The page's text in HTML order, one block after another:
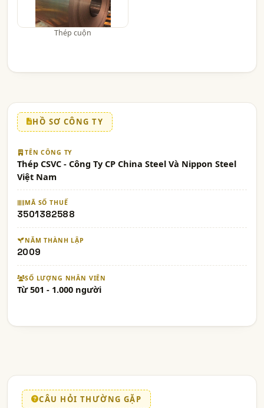
Thép cuộn
HỒ SƠ CÔNG TY
TÊN CÔNG TY
Thép CSVC - Công Ty CP China Steel Và Nippon Steel
Việt Nam
MÃ SỐ THUẾ
3501382588
NĂM THÀNH LẬP
2009
SỐ LƯỢNG NHÂN VIÊN
Từ 501 - 1.000 người
CÂU HỎI THƯỜNG GẶP